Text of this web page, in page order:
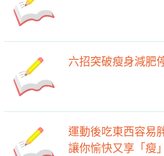
六招突破瘦身減肥
運動後吃東西容易
讓你愉快又享「瘦